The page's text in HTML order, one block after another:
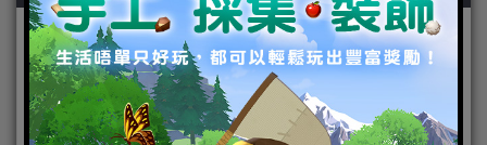
No comments yet.